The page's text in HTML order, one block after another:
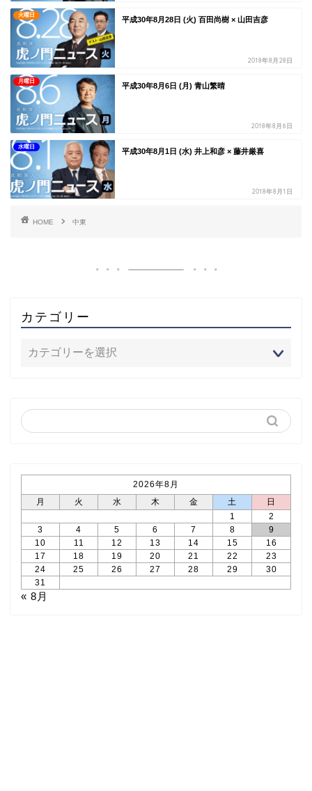
火曜日
平成30年8月28日 (火) 百田尚樹 × 山田吉彦
2018年8月28日
月曜日
平成30年8月6日 (月) 青山繁晴
2018年8月6日
水曜日
平成30年8月1日 (水) 井上和彦 × 藤井厳喜
2018年8月1日
HOME 中東
カテゴリー
2026年8月
月
火 水 木 金 土
日
1
2
3
4 5 6 7 8
9
10
11 12 13 14 15
16
17
18 19 20 21 22
23
24
25 26 27 28 29
30
31
« 8月